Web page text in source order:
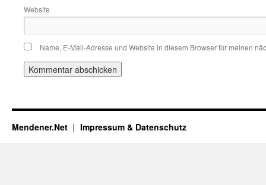
Website
Name, E-Mail-Adresse und Website in diesem Browser für meinen
Mendener.Net Impressum & Datenschutz